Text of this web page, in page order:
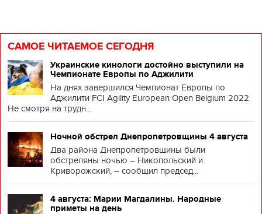
САМОЕ ЧИТАЕМОЕ СЕГОДНЯ
Украинские кинологи достойно выступили на
Чемпионате Европы по Аджилити
На днях завершился Чемпионат Европы по
Аджилити FCI Agility European Open Belgium 2022
Не смотря на трудн...
Ночной обстрел Днепропетровщины 4 августа
Два района Днепропетровщины были
обстреляны ночью – Никопольский и
Криворожский, – сообщил председ...
4 августа: Марии Магдалины. Народные
приметы на день